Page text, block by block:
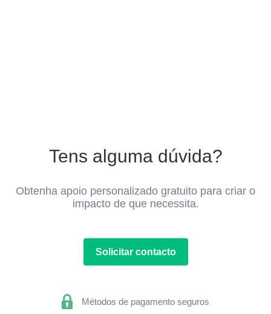
Tens alguma dúvida?
Obtenha apoio personalizado gratuito para criar o
impacto de que necessita.
Solicitar contacto
Métodos de pagamento seguros